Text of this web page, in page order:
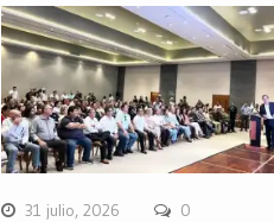
31 julio, 2026 0